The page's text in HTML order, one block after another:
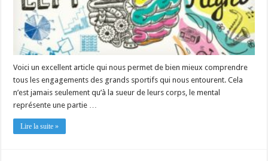
Voici un excellent article qui nous permet de bien mieux comprendre
tous les engagements des grands sportifs qui nous entourent. Cela
n’est jamais seulement qu’à la sueur de leurs corps, le mental
représente une partie …
Lire la suite »